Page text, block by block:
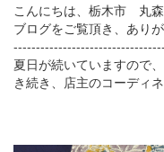
こんにちは、栃木市 丸森
ブログをご覧頂き、あり
夏日が続いていますので
き続き、店主のコーディ